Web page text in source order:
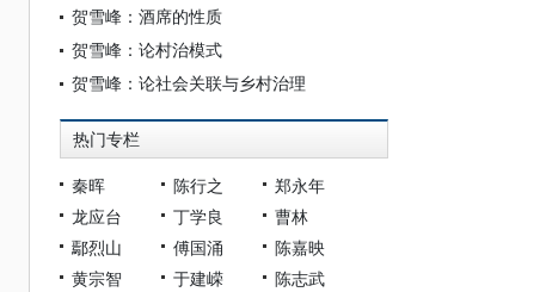
贺雪峰：酒席的性质
贺雪峰：论村治模式
贺雪峰：论社会关联与乡村治理
热门专栏
秦晖 陈行之
郑永年
龙应台
丁学良
曹林
鄢烈山
傅国涌
陈嘉映
黄宗智
于建嵘
陈志武